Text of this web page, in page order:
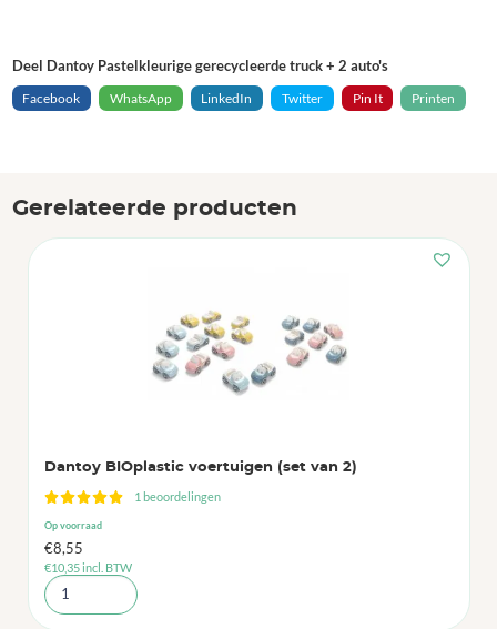
Deel Dantoy Pastelkleurige gerecycleerde truck + 2 auto's
Facebook
WhatsApp LinkedIn Twitter Pin It Printen
Gerelateerde producten
Dantoy BIOplastic voertuigen (set van 2)
1 beoordelingen
Op voorraad
€8,55
€10,35incl. BTW